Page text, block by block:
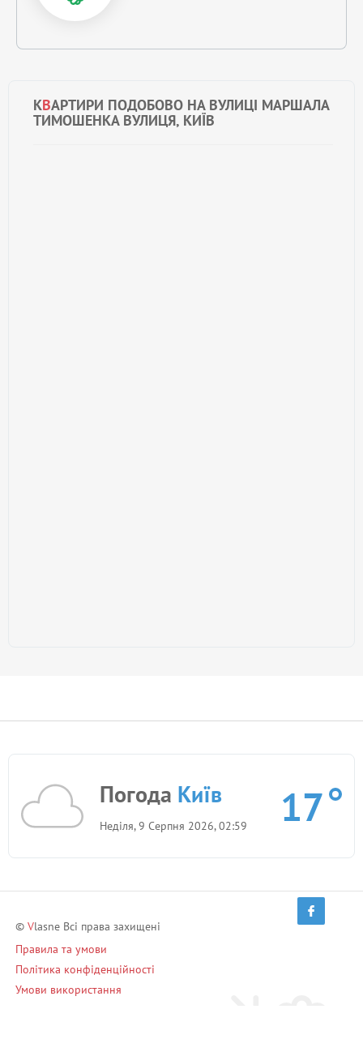
КВАРТИРИ ПОДОБОВО НА ВУЛИЦІ МАРШАЛА
ТИМОШЕНКА ВУЛИЦЯ, КИЇВ
Погода Київ
Неділя, 9 Серпня 2026, 02:59 17
© Vlasne Всі права захищені
Правила та умови
Політика конфіденційності
Умови використання